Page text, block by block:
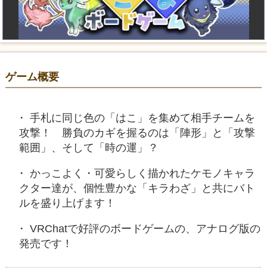
ゲーム概要
手札に同じ色の「はこ」を集めて相手チームを
攻撃！ 勝負のカギを握るのは「陣形」と「攻撃
範囲」、そして「時の運」？
かっこよく・可愛らしく描かれたケモノキャラ
クター達が、個性豊かな「キラわざ」と共にバト
ルを盛り上げます！
VRChatで好評のボードゲームの、アナログ版の
発売です！